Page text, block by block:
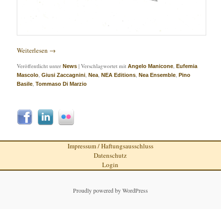
Weiterlesen →
Veröffentlicht unter News |Verschlagwortet mit Angelo Manicone,Eufemia
Mascolo,Giusi Zaccagnini,Nea,NEA Editions,Nea Ensemble,Pino
Basile,Tommaso Di Marzio
Impressum / Haftungsausschluss
Datenschutz
Login
Proudly powered by WordPress